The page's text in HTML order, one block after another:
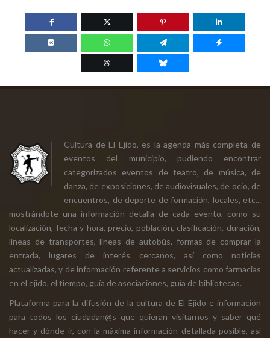
Cultura de El Ejido, es la agenda más completa de
eventos del municipio, pudiendo encontrar
categorizados eventos de teatro, de música, de
danza, de exposiciones, de audiovisuales, de ocio, de
encuentros, de deporte de formación, locales, etc...
mostrándote una información detalla de cada evento, como su
localización, fecha y hora, precio, población, clasificación, duración,
líneas de transportes, líneas de autobús, formas de comprar la
entrada, lugares de interés cercanos, así como noticias
actualizadas, y de información referente a servicios como farmacias
en el ejido, el tiempo, guía de asociaciones, guía de bibliotecas.
Plataforma para la difusión de la cultura de El Ejido e información
para todos los ciudadan@s que quieran visitarnos y saber qué
hacer y dónde ir, con la máxima información detallada posible, así